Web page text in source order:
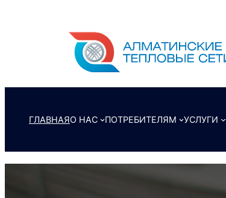
ГЛАВНАЯО НАС ПОТРЕБИТЕЛЯМ УСЛУГИ